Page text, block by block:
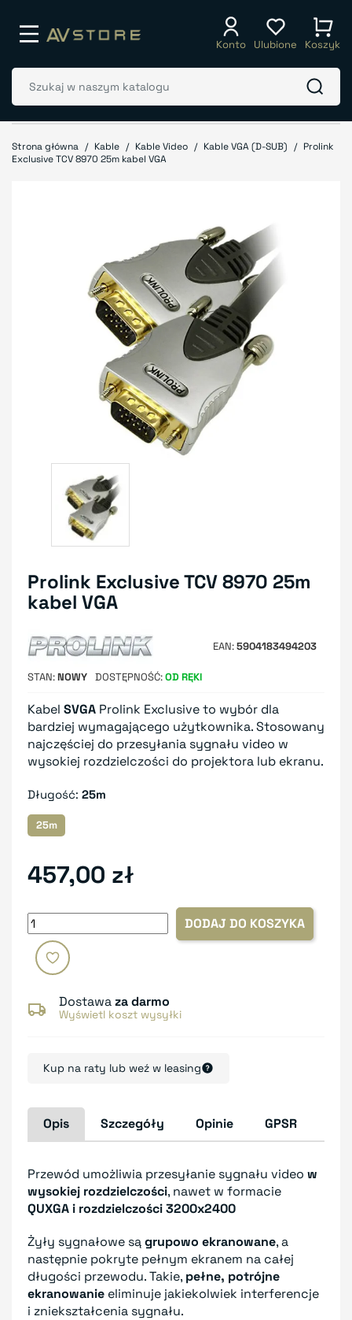
Konto Ulubione Koszyk
Strona główna Kable Kable Video Kable VGA (D-SUB)
Prolink
Exclusive TCV 8970 25m kabel VGA
Prolink Exclusive TCV 8970 25m
kabel VGA
EAN 5904183494203
STAN NOWY DOSTĘPNOŚĆ OD RĘKI
Kabel SVGA Prolink Exclusive to wybór dla
bardziej wymagającego użytkownika. Stosowany
najczęściej do przesyłania sygnału video w
wysokiej rozdzielczości do projektora lub ekranu.
Długość: 25m
25m
457,00 zł
DODAJ DO KOSZYKA
Dostawaza darmo
Wyświetl koszt wysyłki
Kup na raty lub weź w leasing
Opis Szczegóły Opinie GPSR
Przewód umożliwia przesyłanie sygnału video w
wysokiej rozdzielczości, nawet w formacie
QUXGA i rozdzielczości 3200x2400
Żyły sygnałowe sągrupowo ekranowane, a
następnie pokryte pełnym ekranem na całej
długości przewodu. Takie, pełne, potrójne
ekranowanie eliminuje jakiekolwiek interferencje
i zniekształcenia sygnału.